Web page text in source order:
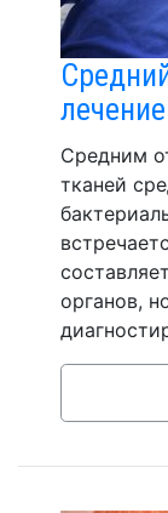
Средним
тканей
органов,